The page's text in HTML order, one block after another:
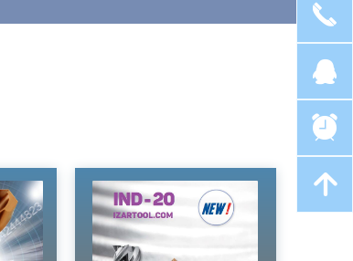
끅
뀩
뀥
녕